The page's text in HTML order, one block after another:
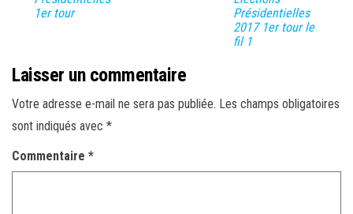
1er tour
Présidentielles
2017 1er tour le
fil 1
Laisser un commentaire
Votre adresse e-mail ne sera pas publiée. Les champs obligatoires
sont indiqués avec *
Commentaire *